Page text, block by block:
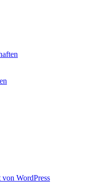
von WordPress